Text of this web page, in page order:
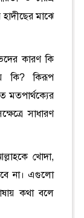
হাদীছের মাঝে
কারণ কি
কি? কিরূপ
মতপার্থক্যের
সাধারণ
খোদা,
না। এগুলো
কথা বলে